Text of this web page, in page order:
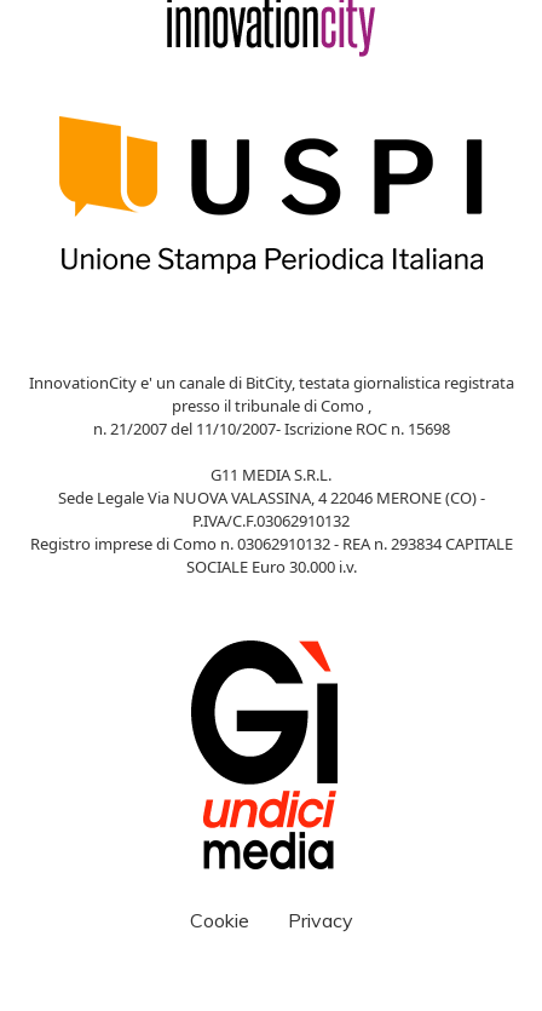
InnovationCity e' un canale di BitCity, testata giornalistica registrata
presso il tribunale di Como ,
n. 21/2007 del 11/10/2007- Iscrizione ROC n. 15698
G11 MEDIA S.R.L.
Sede Legale Via NUOVA VALASSINA, 4 22046 MERONE (CO) -
P.IVA/C.F.03062910132
Registro imprese di Como n. 03062910132 - REA n. 293834 CAPITALE
SOCIALE Euro 30.000 i.v.
Cookie Privacy